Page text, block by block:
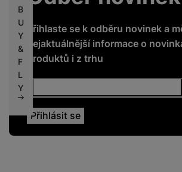
B
U
Y
&
F
L
Y
Přihlaste se k odběru novinek a
nejaktuálnější informace o
produktů i z trhu